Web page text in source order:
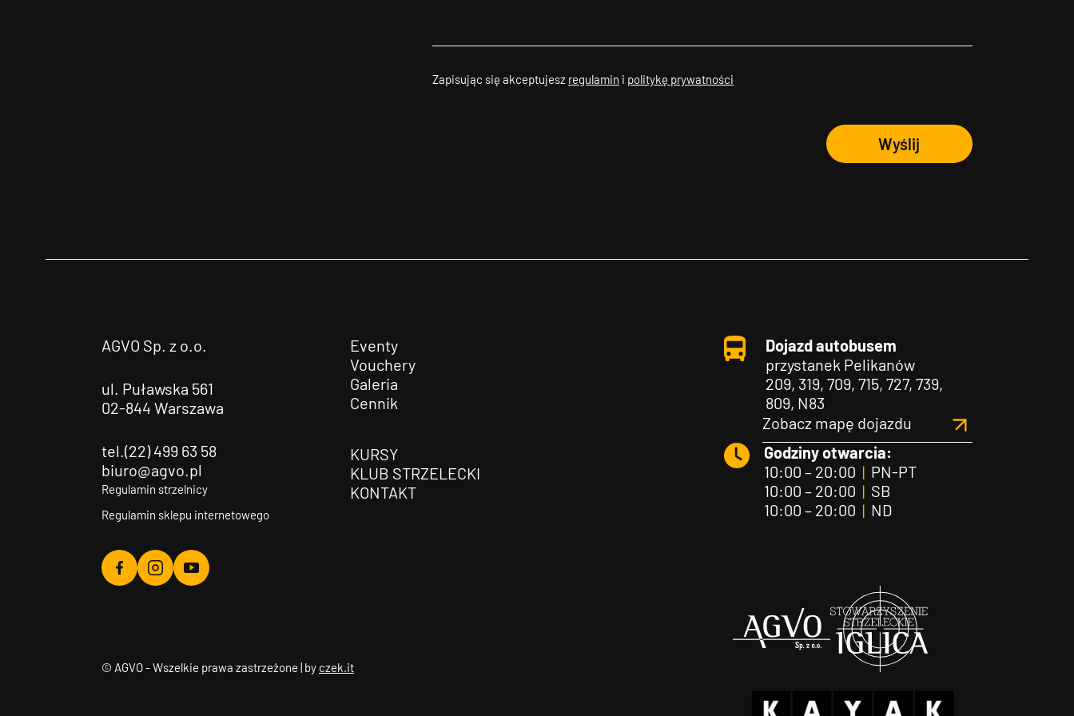
Zapisując się akceptujesz regulamin i politykę prywatności
Wyślij
AGVO Sp. z o.o.
ul. Puławska 561
02-844 Warszawa
tel.(22) 499 63 58
biuro@agvo.pl
Regulamin strzelnicy
Regulamin sklepu internetowego
Agvo
Agvo
Agvo
Eventy
Vouchery
Galeria
Cennik
KURSY
KLUB STRZELECKI
KONTAKT
Dojazd autobusem
przystanek Pelikanów
209, 319, 709, 715, 727, 739,
809, N83
Zobacz mapę dojazdu
Godziny otwarcia:
10:00 – 20:00 |PN-PT
10:00 – 20:00 |SB
10:00 – 20:00 |ND
© AGVO - Wszelkie prawa zastrzeżone | by czek.it
Agvo Iglica